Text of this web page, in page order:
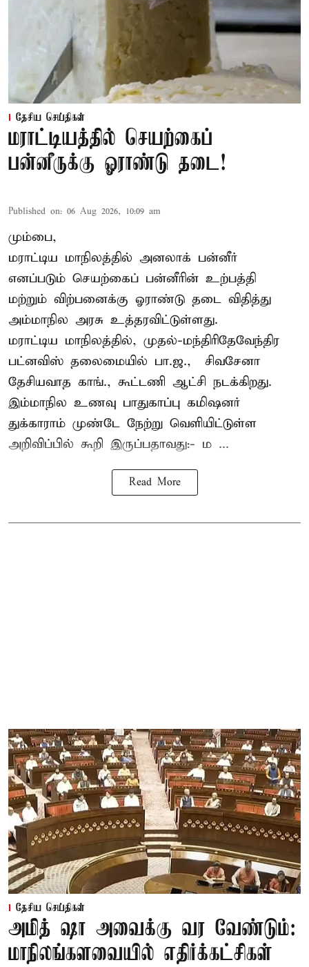
தேசிய செய்திகள்
மராட்டியத்தில் செயற்கைப்
பன்னீருக்கு ஓராண்டு தடை!
Published on: 06 Aug 2026, 10:09 am
மும்பை,
மராட்டிய மாநிலத்தில் அனலாக் பன்னீர்
எனப்படும் செயற்கைப் பன்னீரின் உற்பத்தி
மற்றும் விற்பனைக்கு ஓராண்டு தடை விதித்து
அம்மாநில அரசு உத்தரவிட்டுள்ளது.
மராட்டிய மாநிலத்தில், முதல்-மந்திரிதேவேந்திர
பட்னவிஸ் தலைமையில் பா.ஜ., – சிவசேனா –
தேசியவாத காங்., கூட்டணி ஆட்சி நடக்கிறது.
இம்மாநில உணவு பாதுகாப்பு கமிஷனர்
துக்காராம் முண்டே நேற்று வெளியிட்டுள்ள
அறிவிப்பில் கூறி இருப்பதாவது:- ம ...
Read More
தேசிய செய்திகள்
அமித் ஷா அவைக்கு வர வேண்டும்:
மாநிலங்களவையில் எதிர்க்கட்சிகள்